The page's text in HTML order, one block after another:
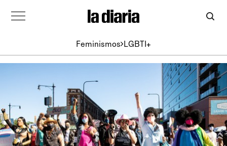
Feminismos LGBTI+